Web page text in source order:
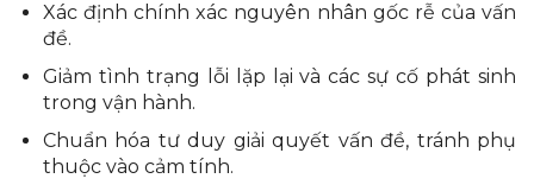
Xác định chính xác nguyên nhân gốc rễ của vấn
đề.
Giảm tình trạng lỗi lặp lại và các sự cố phát sinh
trong vận hành.
Chuẩn hóa tư duy giải quyết vấn đề, tránh phụ
thuộc vào cảm tính.